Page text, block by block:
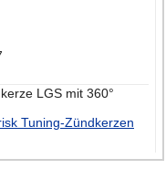
LGS mit 360°
Tuning-Zündkerzen